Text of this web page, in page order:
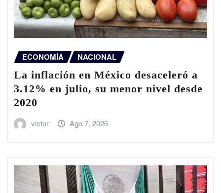
ECONOMÍA NACIONAL
La inflación en México desaceleró a
3.12% en julio, su menor nivel desde
2020
victor Ago 7, 2026